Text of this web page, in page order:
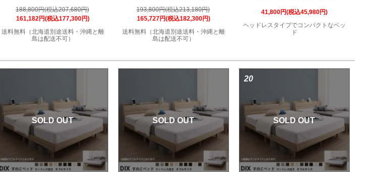
188,800円(税込207,680円)
161,182円(税込177,300円)
送料無料（北海道別途送料・沖縄と離
島は配送不可）
193,800円(税込213,180円)
165,727円(税込182,300円)
送料無料（北海道別途送料・沖縄と離
島は配送不可）
41,800円(税込45,980円)
ヘッドレスタイプでコンパクトなベッ
ド
SOLD OUT SOLD OUT
20
SOLD OUT